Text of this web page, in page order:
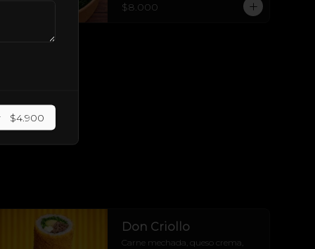
$8.000
Don Criollo
Carne mechada, queso crema,
$4.900